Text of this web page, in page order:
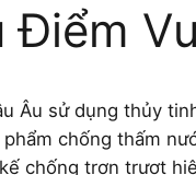
Âu sử dụng thủy
chống thấm
chống trơn trượt